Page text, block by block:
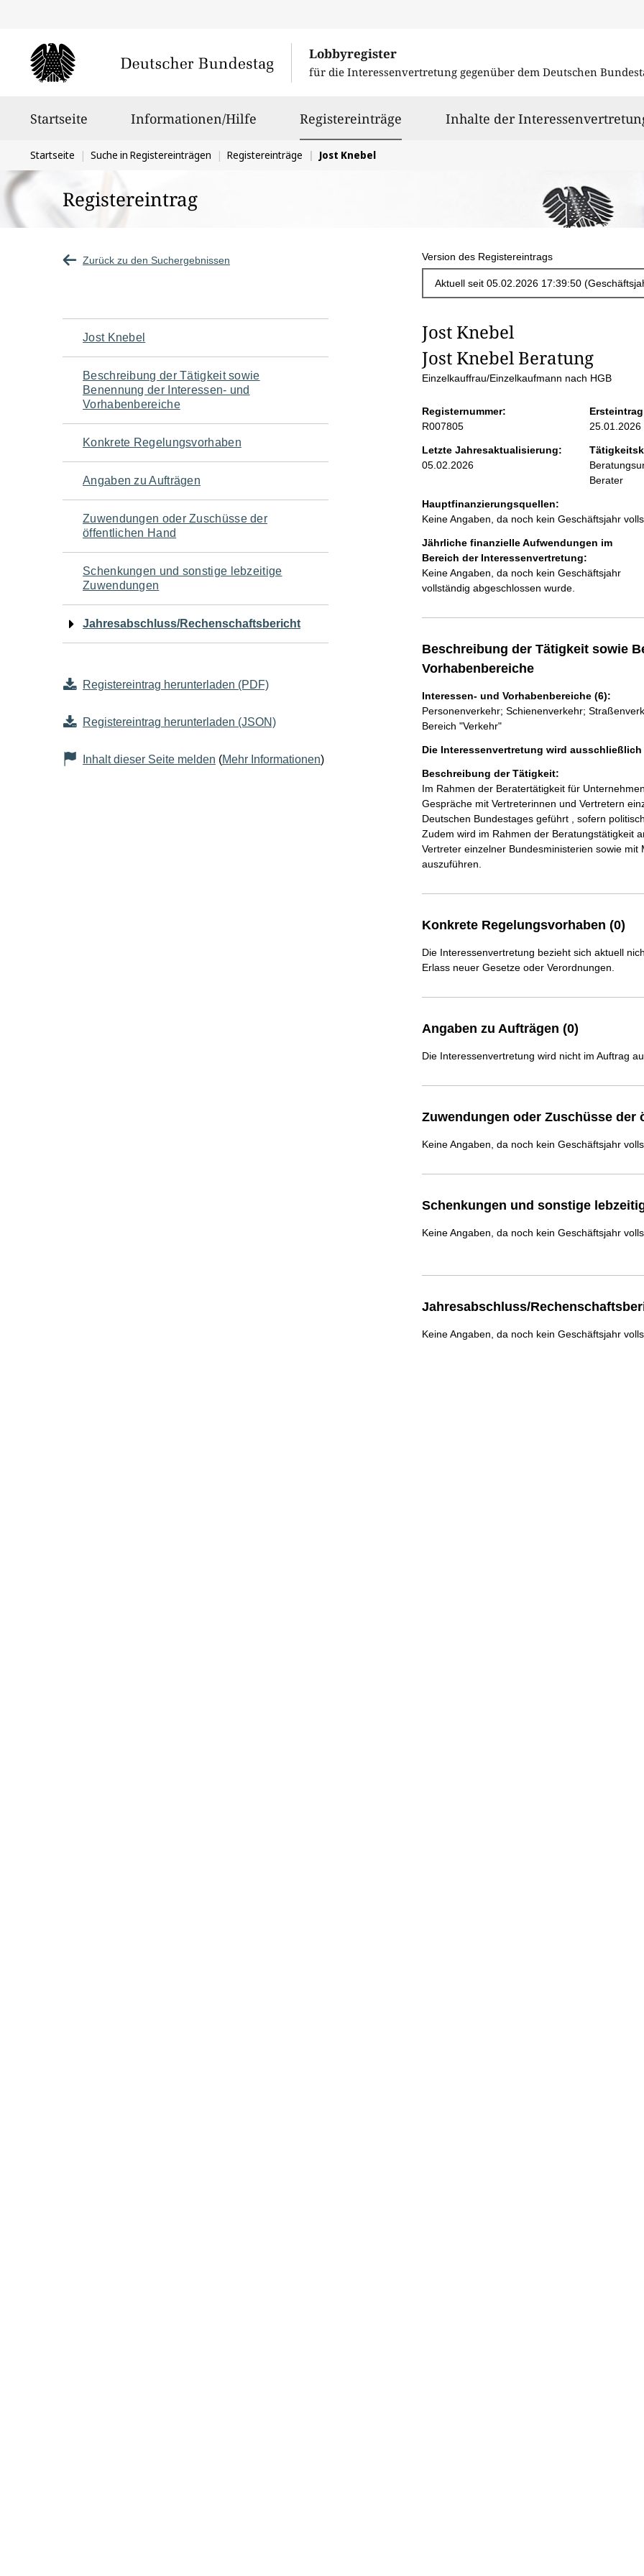
Lobbyregister
für die Interessenvertretung gegenüber dem Deutschen
Startseite Informationen/Hilfe Registereinträge ausgewähltInhalte der
Sie
befinden
sich
hier:
Startseite Suche in Registereinträgen Registereinträge Jost Knebel
Registereintrag
Zurück zu den Suchergebnissen Version des Registereintrags
Navigation
für
den
Seiteninhalt
Jost Knebel
Beschreibung der Tätigkeit sowie
Benennung der Interessen- und
Vorhabenbereiche
Konkrete Regelungsvorhaben
Angaben zu Aufträgen
Zuwendungen oder Zuschüsse der
öffentlichen Hand
Schenkungen und sonstige lebzeitige
Zuwendungen
Jahresabschluss/Rechenschaftsbericht
Registereintrag herunterladen (PDF)
Registereintrag herunterladen (JSON)
Inhalt dieser Seite melden (Mehr Informationen)
S
e
i
t
e
n
i
n
h
a
l
t
Jost Knebel
Jost Knebel Beratung
Einzelkauffrau/Einzelkaufmann nach HGB
Registernummer:
R007805
25.01.2026
Letzte Jahresaktualisierung:
05.02.2026
Berater
Hauptfinanzierungsquellen:
Keine Angaben, da noch kein Geschäftsjahr
Jährliche finanzielle Aufwendungen im
Bereich der Interessenvertretung:
Keine Angaben, da noch kein Geschäftsjahr
vollständig abgeschlossen wurde.
Beschreibung der Tätigkeit sowie
Vorhabenbereiche
Interessen- und Vorhabenbereiche (6):
Personenverkehr; Schienenverkehr;
Bereich "Verkehr"
Die Interessenvertretung wird
Beschreibung der Tätigkeit:
Im Rahmen der Beratertätigkeit für
Gespräche mit Vertreterinnen und Vertretern
Deutschen Bundestages geführt , sofern
Zudem wird im Rahmen der Beratungstätigkeit
Vertreter einzelner Bundesministerien sowie
auszuführen.
Konkrete Regelungsvorhaben (0)
Die Interessenvertretung bezieht sich aktuell
Erlass neuer Gesetze oder Verordnungen.
Angaben zu Aufträgen (0)
Die Interessenvertretung wird nicht im Auftrag
Zuwendungen oder Zuschüsse der
Keine Angaben, da noch kein Geschäftsjahr
Schenkungen und sonstige
Keine Angaben, da noch kein Geschäftsjahr
Jahresabschluss/
Keine Angaben, da noch kein Geschäftsjahr